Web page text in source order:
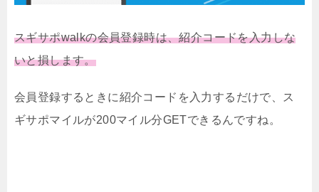
スギサポwalkの会員登録時は、紹介コードを入力しな
いと損します。
会員登録するときに紹介コードを入力するだけで、ス
ギサポマイルが200マイル分GETできるんですね。